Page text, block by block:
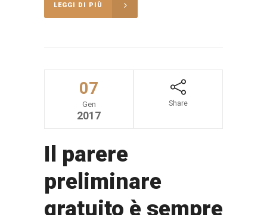
LEGGI DI PIÙ
07
Gen
2017
Share
Il parere
preliminare
gratuito è sempre